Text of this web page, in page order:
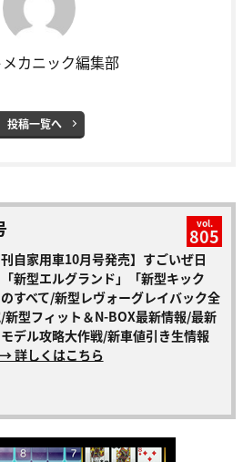
カニック編集部
投稿一覧へ
vol.
805
刊自家用車10月号発売】すごいぜ日
新型エルグランド」「新型キック
すべて/新型レヴォーグレイバック全
新型フィット＆N-BOX最新情報/最新
デル攻略大作戦/新車値引き生情報
→ 詳しくはこちら